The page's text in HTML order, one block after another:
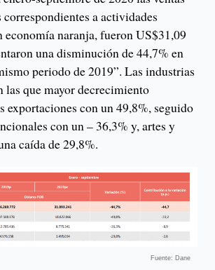
correspondientes a actividades
economía naranja, fueron US$31,09
una disminución de 44,7% en
periodo de 2019”. Las industrias
las que mayor decrecimiento
exportaciones con un 49,8%, seguido
con un – 36,3% y, artes y
caída de 29,8%.
Fuente: Dane